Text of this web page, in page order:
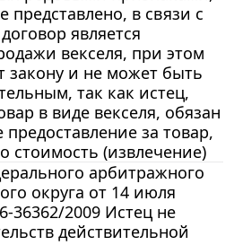
представлено, в связи с
является
векселя, при этом
закону и не может быть
так как истец,
в виде векселя, обязан
предоставление за товар,
стоимость (извлечение)
арбитражного
округа от 14 июля
36362/2009 Истец не
действительной